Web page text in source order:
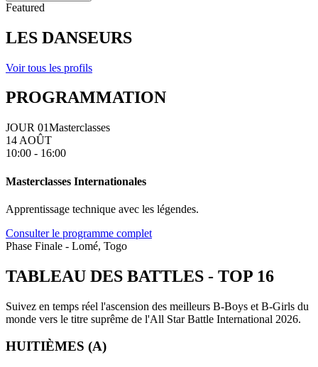
Featured
LES DANSEURS
Voir tous les profils
PROGRAMMATION
JOUR 01Masterclasses
14 AOÛT
10:00 - 16:00
Masterclasses Internationales
Apprentissage technique avec les légendes.
Consulter le programme complet
Phase Finale - Lomé, Togo
TABLEAU DES BATTLES - TOP 16
Suivez en temps réel l'ascension des meilleurs B-Boys et B-Girls du
monde vers le titre suprême de l'All Star Battle International 2026.
HUITIÈMES (A)